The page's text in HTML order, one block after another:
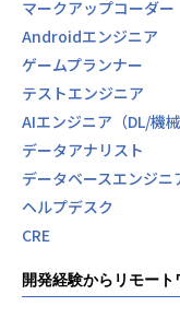
マークアップコーダー
Androidエンジニア
ゲームプランナー
テストエンジニア
AIエンジニア（DL/機械
データアナリスト
データベースエンジニ
ヘルプデスク
CRE
開発経験からリモー